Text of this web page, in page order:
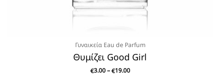
Γυναικεία Eau de Parfum
Θυμίζει Good Girl
€3.00 – €19.00Price